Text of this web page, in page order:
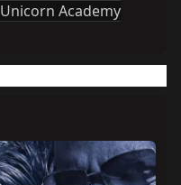
Unicorn Academy